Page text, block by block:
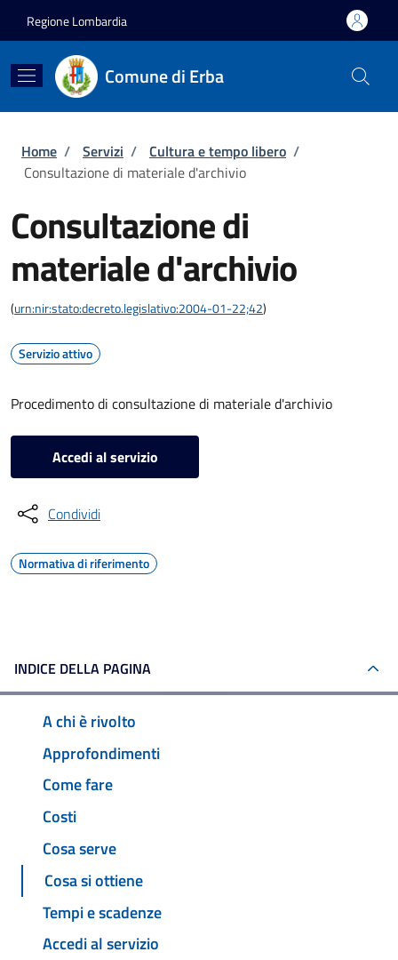
Regione Lombardia
Comune di Erba
Briciole di pane
Home / Servizi / Cultura e tempo libero /
Consultazione di materiale d'archivio
Consultazione di
materiale d'archivio
(urn:nir:stato:decreto.legislativo:2004-01-22;42)
Servizio attivo
Procedimento di consultazione di materiale d'archivio
Accedi al servizio
Condividi
Normativa di riferimento
INDICE DELLA PAGINA
A chi è rivolto
Approfondimenti
Come fare
Costi
Cosa serve
Cosa si ottiene
Tempi e scadenze
Accedi al servizio